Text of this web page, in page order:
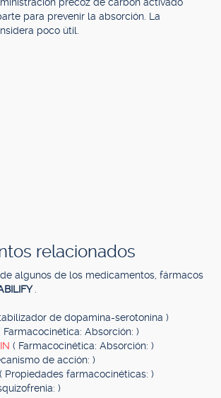
para prevenir la absorción. La
poco útil.
relacionados
algunos de los medicamentos, fármacos
de dopamina-serotonina )
Farmacocinética: Absorción: )
( Farmacocinética: Absorción: )
de acción: )
( Propiedades farmacocinéticas: )
)